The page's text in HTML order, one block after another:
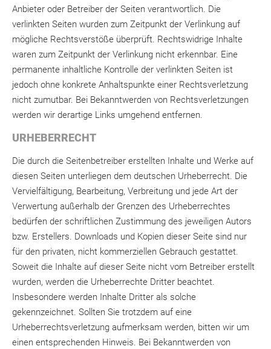
Anbieter oder Betreiber der Seiten verantwortlich. Die
verlinkten Seiten wurden zum Zeitpunkt der Verlinkung auf
mögliche Rechtsverstöße überprüft. Rechtswidrige Inhalte
waren zum Zeitpunkt der Verlinkung nicht erkennbar. Eine
permanente inhaltliche Kontrolle der verlinkten Seiten ist
jedoch ohne konkrete Anhaltspunkte einer Rechtsverletzung
nicht zumutbar. Bei Bekanntwerden von Rechtsverletzungen
werden wir derartige Links umgehend entfernen.
URHEBERRECHT
Die durch die Seitenbetreiber erstellten Inhalte und Werke auf
diesen Seiten unterliegen dem deutschen Urheberrecht. Die
Vervielfältigung, Bearbeitung, Verbreitung und jede Art der
Verwertung außerhalb der Grenzen des Urheberrechtes
bedürfen der schriftlichen Zustimmung des jeweiligen Autors
bzw. Erstellers. Downloads und Kopien dieser Seite sind nur
für den privaten, nicht kommerziellen Gebrauch gestattet.
Soweit die Inhalte auf dieser Seite nicht vom Betreiber erstellt
wurden, werden die Urheberrechte Dritter beachtet.
Insbesondere werden Inhalte Dritter als solche
gekennzeichnet. Sollten Sie trotzdem auf eine
Urheberrechtsverletzung aufmerksam werden, bitten wir um
einen entsprechenden Hinweis. Bei Bekanntwerden von